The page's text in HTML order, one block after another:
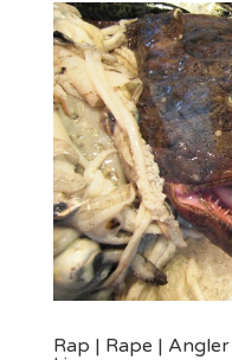
Rap | Rape |